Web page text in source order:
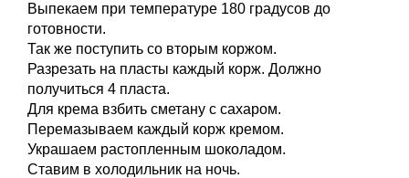
Выпекаем при температуре 180 градусов до
готовности.
Так же поступить со вторым коржом.
Разрезать на пласты каждый корж. Должно
получиться 4 пласта.
Для крема взбить сметану с сахаром.
Перемазываем каждый корж кремом.
Украшаем растопленным шоколадом.
Ставим в холодильник на ночь.